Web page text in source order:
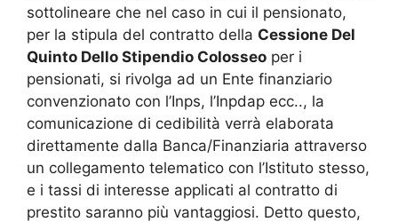
sottolineare che nel caso in cui il pensionato,
per la stipula del contratto della Cessione Del
Quinto Dello Stipendio Colosseo per i
pensionati, si rivolga ad un Ente finanziario
convenzionato con l’Inps, l’Inpdap ecc.., la
comunicazione di cedibilità verrà elaborata
direttamente dalla Banca/Finanziaria attraverso
un collegamento telematico con l’Istituto stesso,
e i tassi di interesse applicati al contratto di
prestito saranno più vantaggiosi. Detto questo,